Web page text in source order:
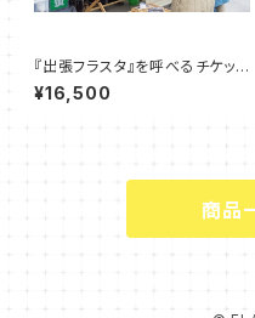
『出張フラスタ』を呼べるチケット
¥15000（税別）
¥16,500
商品